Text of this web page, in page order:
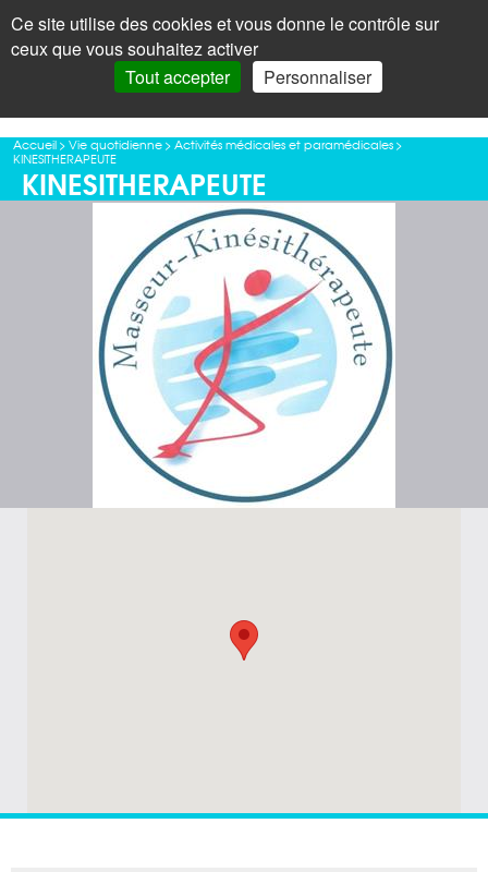
< Menu
LAROQUE
DES ALBÈRES
< RETOUR À LA LISTE
Accueil>Vie quotidienne>Activités médicales et paramédicales>
KINESITHERAPEUTE
KINESITHERAPEUTE
Ce site utilise des cookies et vous donne le contrôle sur
ceux que vous souhaitez activer
Tout accepter
Personnaliser